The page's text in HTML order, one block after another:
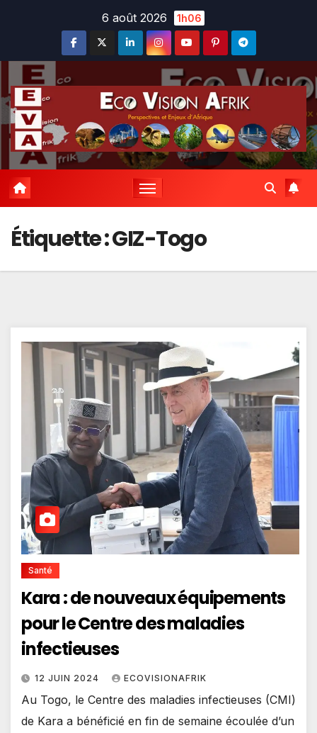
6 août 2026 1h06
Étiquette :GIZ-Togo
Santé
Kara : de nouveaux équipements
pour le Centre des maladies
infectieuses
12 JUIN 2024 ECOVISIONAFRIK
Au Togo, le Centre des maladies infectieuses (CMI)
de Kara a bénéficié en fin de semaine écoulée d’un